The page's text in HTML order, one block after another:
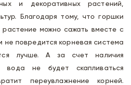
и декоративных растений,
Благодаря тому, что горшки
растение можно сажать вместе с
не повредится корневая система
лучше. А за счет наличия
вода не будет скапливаться
переувлажнение корней.